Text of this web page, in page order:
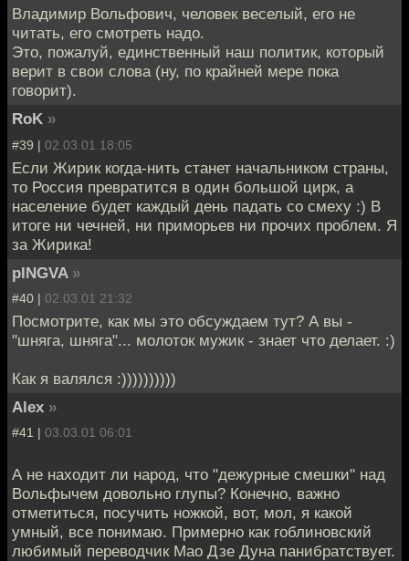
Владимир Вольфович, человек веселый, его не
читать, его смотреть надо.
Это, пожалуй, единственный наш политик, который
верит в свои слова (ну, по крайней мере пока
говорит).
RoK »
#39 | 02.03.01 18:05
Если Жирик когда-нить станет начальником страны,
то Россия превратится в один большой цирк, а
население будет каждый день падать со смеху :) В
итоге ни чечней, ни приморьев ни прочих проблем. Я
за Жирика!
pINGVA »
#40 | 02.03.01 21:32
Посмотрите, как мы это обсуждаем тут? А вы -
"шняга, шняга"... молоток мужик - знает что делает. :)
Как я валялся :))))))))))
Alex »
#41 | 03.03.01 06:01
А не находит ли народ, что "дежурные смешки" над
Вольфычем довольно глупы? Конечно, важно
отметиться, посучить ножкой, вот, мол, я какой
умный, все понимаю. Примерно как гоблиновский
любимый переводчик Мао Дзе Дуна панибратствует.